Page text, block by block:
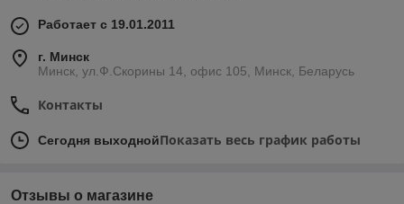
Работает с 19.01.2011
г. Минск
Минск, ул.Ф.Скорины 14, офис 105, Минск, Беларусь
Контакты
Сегодня выходнойПоказать весь график работы
Отзывы о магазине